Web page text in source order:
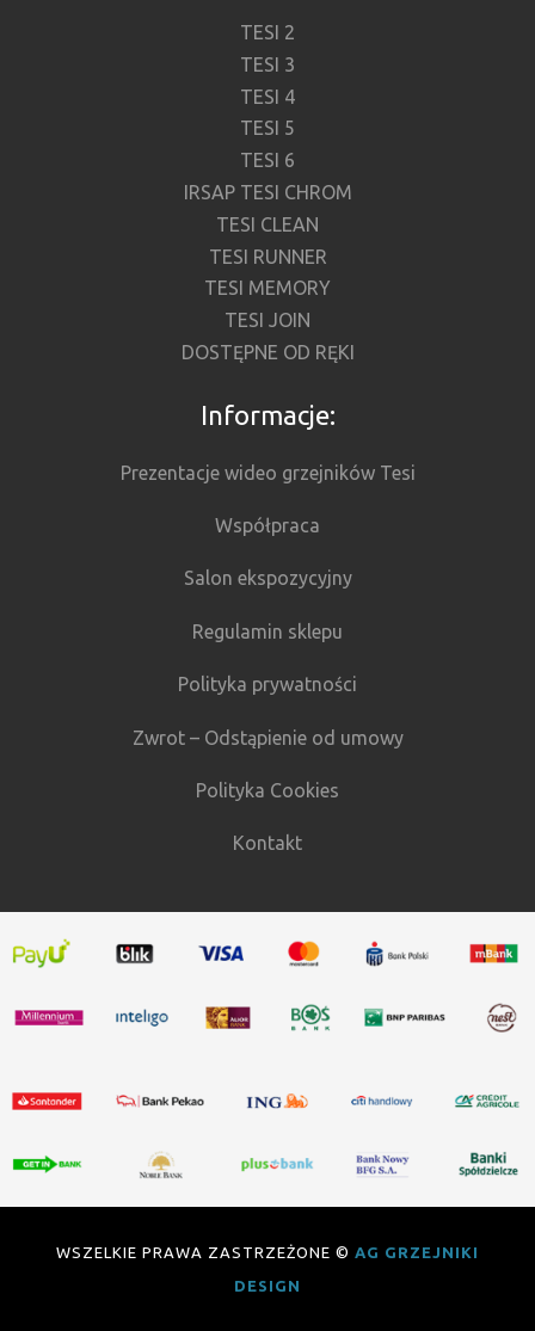
TESI 2
TESI 3
TESI 4
TESI 5
TESI 6
IRSAP TESI CHROM
TESI CLEAN
TESI RUNNER
TESI MEMORY
TESI JOIN
DOSTĘPNE OD RĘKI
Informacje:
Prezentacje wideo grzejników Tesi
Współpraca
Salon ekspozycyjny
Regulamin sklepu
Polityka prywatności
Zwrot – Odstąpienie od umowy
Polityka Cookies
Kontakt
WSZELKIE PRAWA ZASTRZEŻONE © AG GRZEJNIKI
DESIGN